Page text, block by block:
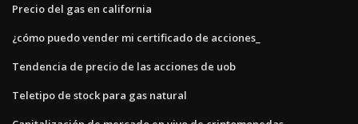
Precio del gas en california
¿cómo puedo vender mi certificado de acciones_
Tendencia de precio de las acciones de uob
Teletipo de stock para gas natural